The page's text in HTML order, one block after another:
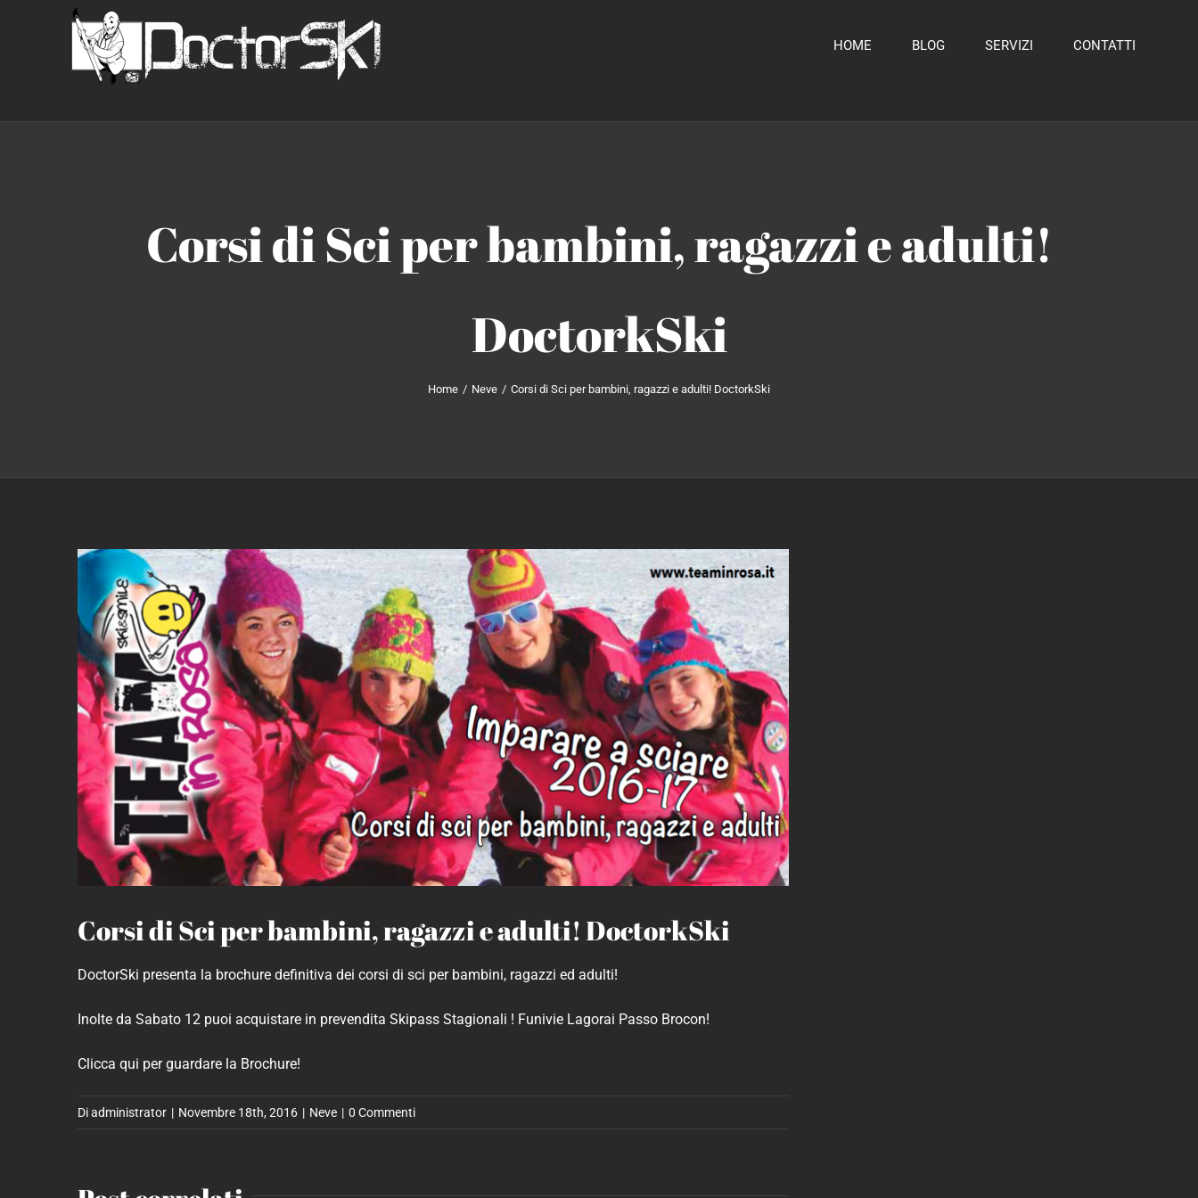
HOME BLOG SERVIZI CONTATTI
Corsi di Sci per bambini, ragazzi e adulti!
DoctorkSki
Home Neve Corsi di Sci per bambini, ragazzi e adulti! DoctorkSki
Ingrandisci
immagine
Corsi di Sci per bambini, ragazzi e adulti! DoctorkSki
DoctorSki presenta la brochure definitiva dei corsi di sci per bambini, ragazzi ed adulti!
Inolte da Sabato 12 puoi acquistare in prevendita Skipass Stagionali ! Funivie Lagorai Passo Brocon!
Clicca qui per guardare la Brochure!
Diadministrator | Novembre 18th, 2016 | Neve | 0 Commenti